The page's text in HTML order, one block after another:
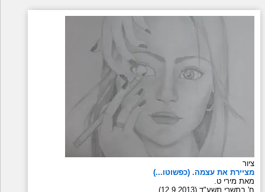
ציור
מציירת את עצמה. (כפשוטו...)
מאת מירי ט.
ח' בתשרי תשע"ד (12.9.2013)